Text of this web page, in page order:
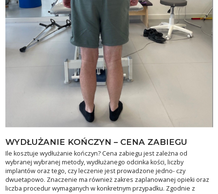
WYDŁUŻANIE KOŃCZYN – CENA ZABIEGU
Ile kosztuje wydłużanie kończyn? Cena zabiegu jest zależna od
wybranej wybranej metody, wydłużanego odcinka kości, liczby
implantów oraz tego, czy leczenie jest prowadzone jedno- czy
dwuetapowo. Znaczenie ma również zakres zaplanowanej opieki oraz
liczba procedur wymaganych w konkretnym przypadku. Zgodnie z